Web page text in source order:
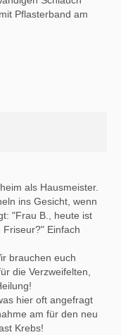
Pflasterband am
als Hausmeister.
ins Gesicht, wenn
"Frau B., heute ist
Einfach
brauchen euch
die Verzweifelten,
hier oft angefragt
am für den neu
Krebs!